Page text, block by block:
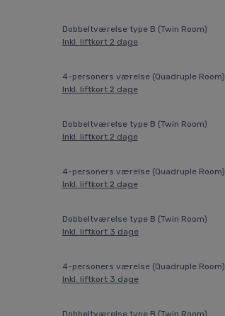
Dobbeltværelse type B (Twin Room)
Inkl. liftkort 2 dage
4-personers værelse (Quadruple Room)
Inkl. liftkort 2 dage
Dobbeltværelse type B (Twin Room)
Inkl. liftkort 2 dage
4-personers værelse (Quadruple Room)
Inkl. liftkort 2 dage
Dobbeltværelse type B (Twin Room)
Inkl. liftkort 3 dage
4-personers værelse (Quadruple Room)
Inkl. liftkort 3 dage
Dobbeltværelse type B (Twin Room)